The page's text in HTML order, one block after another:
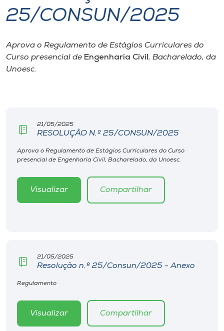
I.nova
Diplomados
Rádio
Unoesc
o idioma
25/CONSUN/2025
Aprova o Regulamento de Estágios Curriculares do
Curso presencial de Engenharia Civil, Bacharelado, da
Unoesc.
21/05/2025
RESOLUÇÃO N.º 25/CONSUN/2025
Aprova o Regulamento de Estágios Curriculares do Curso
presencial de Engenharia Civil, Bacharelado, da Unoesc.
Visualizar Compartilhar
21/05/2025
Resolução n.º 25/Consun/2025 - Anexo
Regulamento
Visualizar Compartilhar